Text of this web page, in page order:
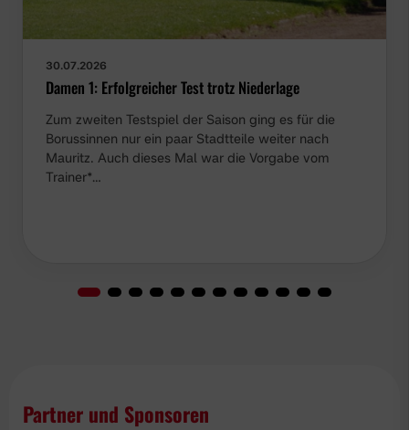
30.07.2026
Damen 1: Erfolgreicher Test trotz Niederlage
Zum zweiten Testspiel der Saison ging es für die
Borussinnen nur ein paar Stadtteile weiter nach
Mauritz. Auch dieses Mal war die Vorgabe vom
Trainer*…
Partner und Sponsoren